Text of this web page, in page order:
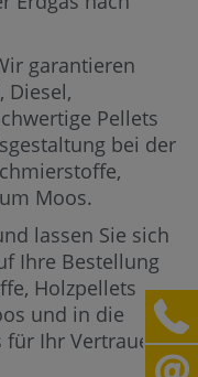
garantieren
Diesel,
Pellets
bei der
Moos.
lassen Sie sich
Ihre Bestellung
Holzpellets
und in die
für Ihr Vertrauen.